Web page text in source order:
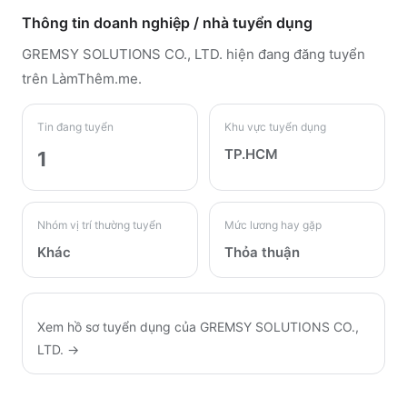
Thông tin doanh nghiệp / nhà tuyển dụng
GREMSY SOLUTIONS CO., LTD. hiện đang đăng tuyển
trên LàmThêm.me.
Tin đang tuyển
1
Khu vực tuyển dụng
TP.HCM
Nhóm vị trí thường tuyển
Khác
Mức lương hay gặp
Thỏa thuận
Xem hồ sơ tuyển dụng của GREMSY SOLUTIONS CO.,
LTD. →